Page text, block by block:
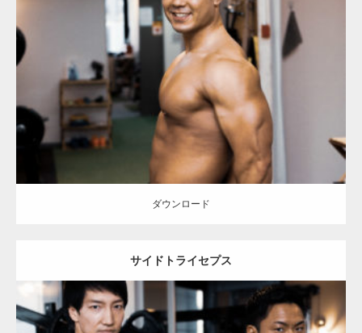
Update:2023.02.11
筋肉の部位にフォーカス オレンジの人 TOSHI(大胸筋)
大胸筋
上腕三頭筋 天神 (福岡)
ダウンロード
ダウンロード
サイドトライセプス